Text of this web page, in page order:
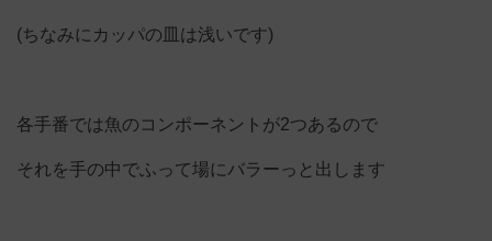
(ちなみにカッパの皿は浅いです)
各手番では魚のコンポーネントが2つあるので
それを手の中でふって場にバラーっと出します